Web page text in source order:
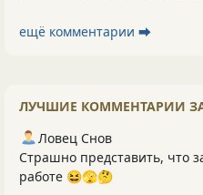
ещё комментарии ⮕
ЛУЧШИЕ КОММЕНТАРИИ
Ловец Снов
Страшно представить, что
работе 😆🫣🤔